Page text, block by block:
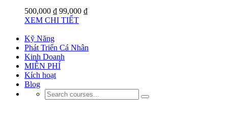
500,000 ₫ 99,000 ₫
XEM CHI TIẾT
Kỹ Năng
Phát Triển Cá Nhân
Kinh Doanh
MIỄN PHÍ
Kích hoạt
Blog